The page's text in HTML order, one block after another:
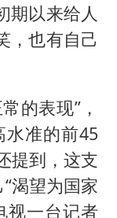
期以来给人
，也有自己
的表现”，
水准的前45
提到，这支
渴望为国家
视一台记者